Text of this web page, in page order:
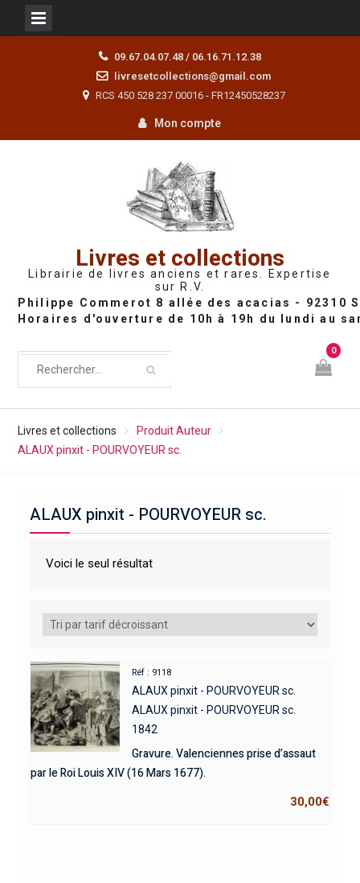
09.67.04.07.48 / 06.16.71.12.38
livresetcollections@gmail.com
RCS 450 528 237 00016 - FR12450528237
Mon compte
Livres et collections
Librairie de livres anciens et rares. Expertise
sur R.V.
0
Livres et collections
Produit Auteur
ALAUX pinxit - POURVOYEUR sc.
ALAUX pinxit - POURVOYEUR sc.
Voici le seul résultat
Réf : 9118
ALAUX pinxit - POURVOYEUR sc.
ALAUX pinxit - POURVOYEUR sc.
1842
Gravure. Valenciennes prise d’assaut
par le Roi Louis XIV (16 Mars 1677).
30,00€